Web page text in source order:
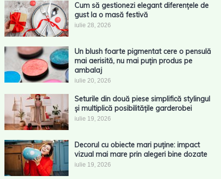
Cum să gestionezi elegant diferențele de
gust la o masă festivă
iulie 28, 2026
Un blush foarte pigmentat cere o pensulă
mai aerisită, nu mai puțin produs pe
ambalaj
iulie 20, 2026
Seturile din două piese simplifică stylingul
și multiplică posibilitățile garderobei
iulie 19, 2026
Decorul cu obiecte mari puține: impact
vizual mai mare prin alegeri bine dozate
iulie 19, 2026